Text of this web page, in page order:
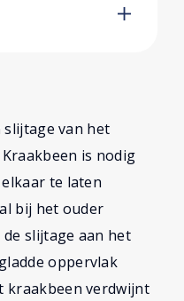
van het
is nodig
te laten
bij het ouder
slijtage aan het
oppervlak
kraakbeen verdwijnt